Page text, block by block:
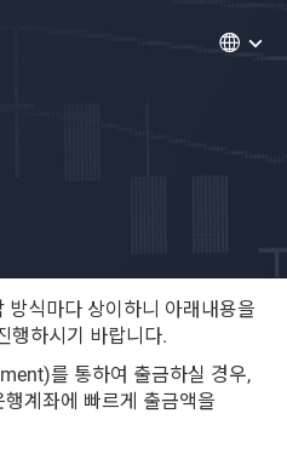
방식마다 상이하니 아래내용을
행하시기 바랍니다.
를 통하여 출금하실 경우,
계좌에 빠르게 출금액을